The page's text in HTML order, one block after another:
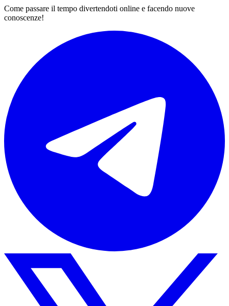
Come passare il tempo divertendoti online e facendo nuove
conoscenze!